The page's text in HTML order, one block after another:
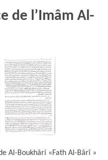
de l’Imâm Al-
Al-Boukhâri «Fath Al-Bârî »